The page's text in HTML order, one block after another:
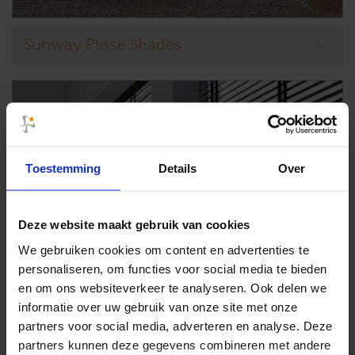
Toestemming Details Over
Deze website maakt gebruik van cookies
We gebruiken cookies om content en advertenties te
personaliseren, om functies voor social media te bieden
en om ons websiteverkeer te analyseren. Ook delen we
informatie over uw gebruik van onze site met onze
partners voor social media, adverteren en analyse. Deze
partners kunnen deze gegevens combineren met andere
Sunway Plisse Shades